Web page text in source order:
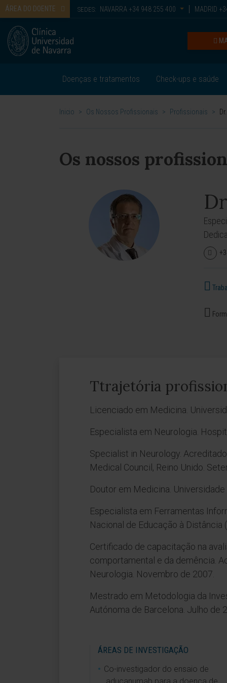
ÁREA DO DOENTE SEDES: NAVARRA +34 948 255 400 MADRID
Doenças e tratamentos Check-ups e saúde
Inicio > Os Nossos Profissionais > Profissionais >
Os nossos
Ttrajetória
Licenciado em Medicina.
Especialista em Neurologia.
Specialist in Neurology.
Medical Council, Reino Unido.
Doutor em Medicina.
Especialista em Ferramentas
Nacional de Educação à Distância
Certificado de capacitação na
comportamental e da demência.
Neurologia. Novembro de 2007.
Mestrado em Metodologia da
Autónoma de Barcelona. Julho de
ÁREAS DE INVESTIGAÇÃO
Co-investigador do ensaio de